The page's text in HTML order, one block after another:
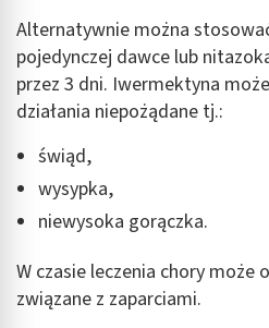
Alternatywnie można
pojedynczej dawce lub
przez 3 dni. Iwermektyna
działania niepożądane tj.:
świąd,
wysypka,
niewysoka gorączka.
W czasie leczenia chory może
związane z zaparciami.